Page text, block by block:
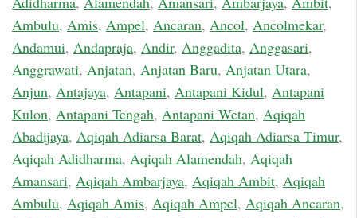
Ambulu, Amis, Ampel, Ancaran, Ancol, Ancolmekar,
Andamui, Andapraja, Andir, Anggadita, Anggasari,
Anggrawati, Anjatan, Anjatan Baru, Anjatan Utara,
Anjun, Antajaya, Antapani, Antapani Kidul, Antapani
Kulon, Antapani Tengah, Antapani Wetan, Aqiqah
Abadijaya, Aqiqah Adiarsa Barat, Aqiqah Adiarsa Timur,
Aqiqah Adidharma, Aqiqah Alamendah, Aqiqah
Amansari, Aqiqah Ambarjaya, Aqiqah Ambit, Aqiqah
Ambulu, Aqiqah Amis, Aqiqah Ampel, Aqiqah Ancaran,